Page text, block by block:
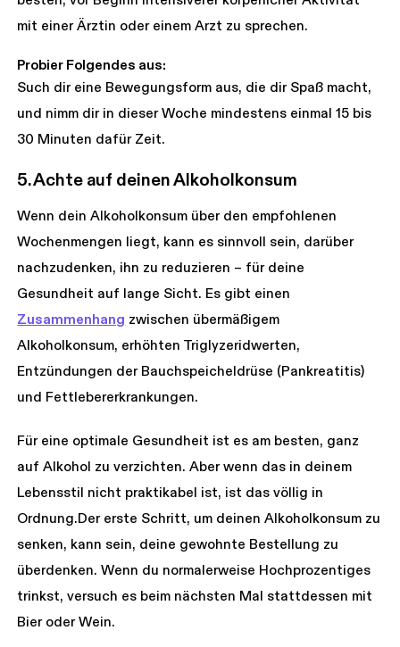
mit einer Ärztin oder einem Arzt zu sprechen.
Probier Folgendes aus:
Such dir eine Bewegungsform aus, die dir Spaß macht,
und nimm dir in dieser Woche mindestens einmal 15 bis
30 Minuten dafür Zeit.
5. Achte auf deinen Alkoholkonsum
Wenn dein Alkoholkonsum über den empfohlenen
Wochenmengen liegt, kann es sinnvoll sein, darüber
nachzudenken, ihn zu reduzieren – für deine
Gesundheit auf lange Sicht. Es gibt einen
Zusammenhang zwischen übermäßigem
Alkoholkonsum, erhöhten Triglyzeridwerten,
Entzündungen der Bauchspeicheldrüse (Pankreatitis)
und Fettlebererkrankungen.
Für eine optimale Gesundheit ist es am besten, ganz
auf Alkohol zu verzichten. Aber wenn das in deinem
Lebensstil nicht praktikabel ist, ist das völlig in
Ordnung.Der erste Schritt, um deinen Alkoholkonsum zu
senken, kann sein, deine gewohnte Bestellung zu
überdenken. Wenn du normalerweise Hochprozentiges
trinkst, versuch es beim nächsten Mal stattdessen mit
Bier oder Wein.